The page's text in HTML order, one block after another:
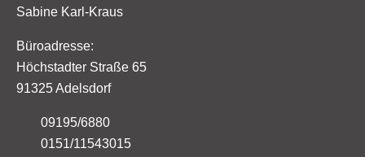
Sabine Karl-Kraus
Büroadresse:
Höchstadter Straße 65
91325 Adelsdorf
09195/6880
0151/11543015